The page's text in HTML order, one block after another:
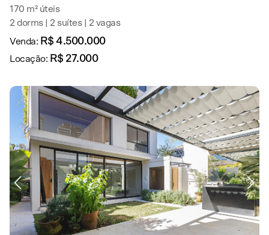
170 m² úteis
2 dorms | 2 suítes | 2 vagas
Venda: R$ 4.500.000
Locação: R$ 27.000